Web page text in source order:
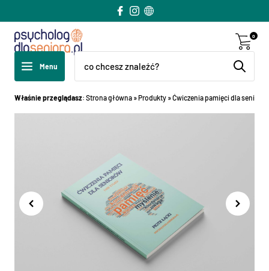
Menu
0
Właśnie przeglądasz: Strona główna »Produkty »Ćwiczenia pamięci dla